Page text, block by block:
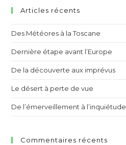
Articles récents
Des Météores à la Toscane
Dernière étape avant l’Europe
De la découverte aux imprévus
Le désert à perte de vue
De l’émerveillement à l’inquiétude
Commentaires récents